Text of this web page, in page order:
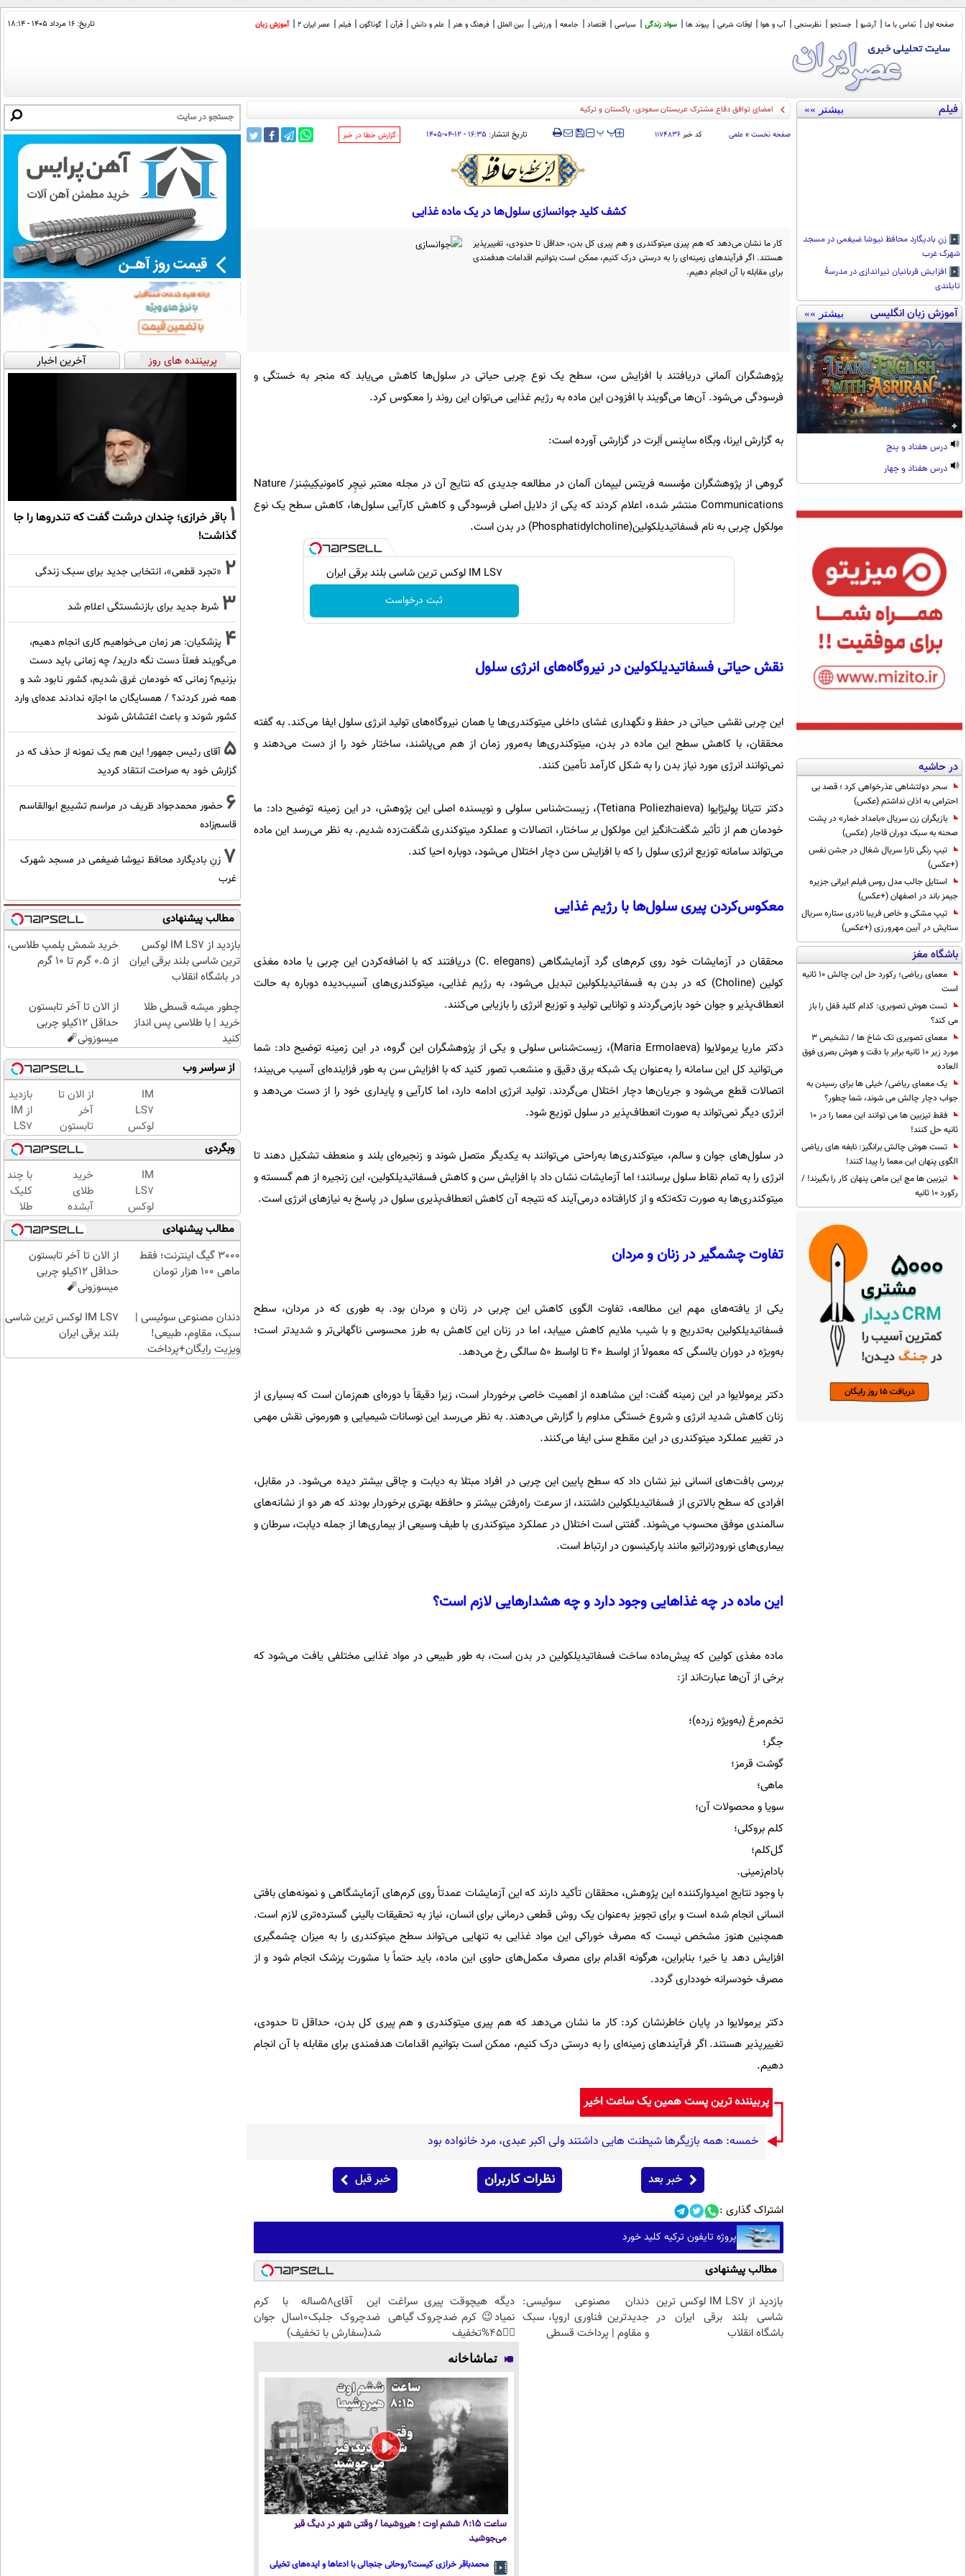
صفحه اول تماس با ما آرشیو جستجو نظرسنجی آب و هوا اوقات شرعی پیوند ها سواد زندگی سیاسی اقتصاد جامعه ورزشی بین الملل فرهنگ و هنر علم و دانش قرآن گوناگون فیلم عصر ایران 2 آموزش زبان تاریخ: ۱۶ مرداد ۱۴۰۵ - ۱۸:۱۴
فیلم بیشتر »»
زنِ بادیگارد محافظ نیوشا ضیغمی در مسجد
شهرک غرب
افزایش قربانیان تیراندازی در مدرسۀ
تایلندی
آموزش زبان انگلیسی بیشتر »»
درس هفتاد و پنج
درس هفتاد و چهار
در حاشیه
سحر دولتشاهی عذرخواهی کرد ؛ قصد بی
احترامی به اذان نداشتم (عکس)
بازیگران زن سریال «بامداد خمار» در پشت
صحنه به سبک دوران قاجار (عکس)
تیپ رنگی تارا سریال شغال در جشن نفس
(+عکس)
استایل جالب مدل روس فیلم ایرانی جزیره
جیمز باند در اصفهان (+عکس)
تیپ مشکی و خاص فریبا نادری ستاره سریال
ستایش در آیین مهرورزی (+عکس)
باشگاه مغز
معمای ریاضی؛ رکورد حل این چالش 10 ثانیه
است
تست هوش تصویری: کدام کلید قفل را باز
می کند؟
معمای تصویری تک شاخ ها / تشخیص 3
مورد زیر 10 ثانیه برابر با دقت و هوش بصری فوق
العاده
یک معمای ریاضی/ خیلی ها برای رسیدن به
جواب دچار چالش می شوند، شما چطور؟
فقط تیزبین ها می توانند این معما را در 10
ثانیه حل کنند!
تست هوش چالش برانگیز: نابغه های ریاضی
الگوی پنهان این معما را پیدا کنند!
تیزبین ها مچ این ماهی پنهان کار را بگیرند! /
رکورد 10 ثانیه
سخنگوی کمیسیون ا_
صفحه نخست » علمی کد خبر ۱۱۷۴۸۳۶ ‍‍‍ پ پ تاریخ انتشار: ۱۶:۳۵ - ۱۲-۰۴-۱۴۰۵ ‌گزارش خطا در خبر
کشف کلید جوانسازی سلول‌ها در یک ماده غذایی
کار ما نشان می‌دهد که هم پیری میتوکندری و هم پیری کل بدن، حداقل تا حدودی، تغییرپذیر
هستند. اگر فرآیندهای زمینه‌ای را به درستی درک کنیم، ممکن است بتوانیم اقدامات هدفمندی
برای مقابله با آن انجام دهیم.
پژوهشگران آلمانی دریافتند با افزایش سن، سطح یک نوع چربی حیاتی در سلول‌ها کاهش می‌یابد که منجر به خستگی و
فرسودگی می‌شود. آن‌ها می‌گویند با افزودن این ماده به رژیم غذایی می‌توان این روند را معکوس کرد.
به گزارش ایرنا، وبگاه سایِنس اَلِرت در گزارشی آورده است:
گروهی از پژوهشگران مؤسسه فریتس لیپمان آلمان در مطالعه جدیدی که نتایج آن در مجله معتبر نیچِر کامونیکِیشِنز/ Nature
Communications منتشر شده، اعلام کردند که یکی از دلایل اصلی فرسودگی و کاهش کارآیی سلول‌ها، کاهش سطح یک نوع
مولکول چربی به نام فسفاتیدیلکولین(Phosphatidylcholine) در بدن است.
IM LS7 لوکس ترین شاسی بلند برقی ایران
ثبت درخواست
نقش حیاتی فسفاتیدیلکولین در نیروگاه‌های انرژی سلول
این چربی نقشی حیاتی در حفظ و نگهداری غشای داخلی میتوکندری‌ها یا همان نیروگاه‌های تولید انرژی سلول ایفا می‌کند. به گفته
محققان، با کاهش سطح این ماده در بدن، میتوکندری‌ها به‌مرور زمان از هم می‌پاشند، ساختار خود را از دست می‌دهند و
نمی‌توانند انرژی مورد نیاز بدن را به شکل کارآمد تأمین کنند.
دکتر تتیانا پولیژایوا (Tetiana Poliezhaieva)، زیست‌شناس سلولی و نویسنده اصلی این پژوهش، در این زمینه توضیح داد: ما
خودمان هم از تأثیر شگفت‌انگیز این مولکول بر ساختار، اتصالات و عملکرد میتوکندری شگفت‌زده شدیم. به نظر می‌رسد این ماده
می‌تواند سامانه توزیع انرژی سلول را که با افزایش سن دچار اختلال می‌شود، دوباره احیا کند.
معکوس‌کردن پیری سلول‌ها با رژیم غذایی
محققان در آزمایشات خود روی کرم‌های گرد آزمایشگاهی (C. elegans) دریافتند که با اضافه‌کردن این چربی یا ماده مغذی
کولین (Choline) که در بدن به فسفاتیدیلکولین تبدیل می‌شود، به رژیم غذایی، میتوکندری‌های آسیب‌دیده دوباره به حالت
انعطاف‌پذیر و جوان خود بازمی‌گردند و توانایی تولید و توزیع انرژی را بازیابی می‌کنند.
دکتر ماریا یرمولایوا (Maria Ermolaeva)، زیست‌شناس سلولی و یکی از پژوهشگران این گروه، در این زمینه توضیح داد: شما
می‌توانید کل این سامانه را به‌عنوان یک شبکه برق دقیق و منشعب تصور کنید که با افزایش سن به طور فزاینده‌ای آسیب می‌بیند؛
اتصالات قطع می‌شود و جریان‌ها دچار اختلال می‌گردند. تولید انرژی ادامه دارد، اما کارآیی و پایداری خود را از دست می‌دهد و
انرژی دیگر نمی‌تواند به صورت انعطاف‌پذیر در سلول توزیع شود.
در سلول‌های جوان و سالم، میتوکندری‌ها به‌راحتی می‌توانند به یکدیگر متصل شوند و زنجیره‌ای بلند و منعطف تشکیل دهند تا
انرژی را به تمام نقاط سلول برسانند؛ اما آزمایشات نشان داد با افزایش سن و کاهش فسفاتیدیلکولین، این زنجیره از هم گسسته و
میتوکندری‌ها به صورت تکه‌تکه و از کارافتاده درمی‌آیند که نتیجه آن کاهش انعطاف‌پذیری سلول در پاسخ به نیازهای انرژی است.
تفاوت چشمگیر در زنان و مردان
یکی از یافته‌های مهم این مطالعه، تفاوت الگوی کاهش این چربی در زنان و مردان بود. به طوری که در مردان، سطح
فسفاتیدیلکولین به‌تدریج و با شیب ملایم کاهش مییابد، اما در زنان این کاهش به طرز محسوسی ناگهانی‌تر و شدیدتر است؛
به‌ویژه در دوران یائسگی که معمولاً از اواسط ۴۰ تا اواسط ۵۰ سالگی رخ می‌دهد.
دکتر یرمولایوا در این زمینه گفت: این مشاهده از اهمیت خاصی برخوردار است، زیرا دقیقاً با دوره‌ای هم‌زمان است که بسیاری از
زنان کاهش شدید انرژی و شروع خستگی مداوم را گزارش می‌دهند. به نظر می‌رسد این نوسانات شیمیایی و هورمونی نقش مهمی
در تغییر عملکرد میتوکندری در این مقطع سنی ایفا می‌کنند.
بررسی بافت‌های انسانی نیز نشان داد که سطح پایین این چربی در افراد مبتلا به دیابت و چاقی بیشتر دیده می‌شود. در مقابل،
افرادی که سطح بالاتری از فسفاتیدیلکولین داشتند، از سرعت راه‌رفتن بیشتر و حافظه بهتری برخوردار بودند که هر دو از نشانه‌های
سالمندی موفق محسوب می‌شوند. گفتنی است اختلال در عملکرد میتوکندری با طیف وسیعی از بیماری‌ها از جمله دیابت، سرطان و
بیماری‌های نورودژنراتیو مانند پارکینسون در ارتباط است.
این ماده در چه غذاهایی وجود دارد و چه هشدارهایی لازم است؟
ماده مغذی کولین که پیش‌ماده ساخت فسفاتیدیلکولین در بدن است، به طور طبیعی در مواد غذایی مختلفی یافت می‌شود که
برخی از آن‌ها عبارت‌اند از:
تخم‌مرغ (به‌ویژه زرده)؛
جگر؛
گوشت قرمز؛
ماهی؛
سویا و محصولات آن؛
کلم بروکلی؛
گل‌کلم؛
بادام‌زمینی.
با وجود نتایج امیدوارکننده این پژوهش، محققان تأکید دارند که این آزمایشات عمدتاً روی کرم‌های آزمایشگاهی و نمونه‌های بافتی
انسانی انجام شده است و برای تجویز به‌عنوان یک روش قطعی درمانی برای انسان، نیاز به تحقیقات بالینی گسترده‌تری لازم است.
همچنین هنوز مشخص نیست که مصرف خوراکی این مواد غذایی به تنهایی می‌تواند سطح میتوکندری را به میزان چشمگیری
افزایش دهد یا خیر؛ بنابراین، هرگونه اقدام برای مصرف مکمل‌های حاوی این ماده، باید حتماً با مشورت پزشک انجام شود و از
مصرف خودسرانه خودداری گردد.
دکتر یرمولایوا در پایان خاطرنشان کرد: کار ما نشان می‌دهد که هم پیری میتوکندری و هم پیری کل بدن، حداقل تا حدودی،
تغییرپذیر هستند. اگر فرآیندهای زمینه‌ای را به درستی درک کنیم، ممکن است بتوانیم اقدامات هدفمندی برای مقابله با آن انجام
دهیم.
پربیننده ترین پست همین یک ساعت اخیر
خمسه: همه بازیگرها شیطنت هایی داشتند ولی اکبر عبدی، مرد خانواده بود
خبر بعد نظرات کاربران خبر قبل
اشتراک گذاری :
پروژه تایفون ترکیه کلید خورد
مطالب پیشنهادی
بازدید از IM LS7 لوکس ترین
شاسی بلند برقی ایران در
باشگاه انقلاب
دندان مصنوعی سوئیسی:
جدیدترین فناوری اروپا، سبک
و مقاوم | پرداخت قسطی
دیگه هیچوقت پیری سراغت
نمیاد😉 کرم ضدچروک گیاهی
👈🏻45%تخفیف
این آقای58ساله با کرم
ضدچروک جلبک10سال جوان
شد(سفارش با تخفیف)
تماشاخانه
ساعت ۸:۱۵ ششم اوت ؛ هیروشیما / وقتی شهر در دیگ قیر
می‌جوشید
محمدباقر خرازی کیست؟روحانی جنجالی با ادعاها و ایده‌های تخیلی
پربیننده های روز آخرین اخبار
1 باقر خرازی؛ چندان درشت گفت که تندروها را جا
گذاشت!
2 «تجرد قطعی»، انتخابی جدید برای سبک زندگی
3 شرط جدید برای بازنشستگی اعلام شد
4 پزشکیان: هر زمان می‌خواهیم کاری انجام دهیم،
می‌گویند فعلاً دست نگه دارید/ چه زمانی باید دست
بزنیم؟ زمانی که خودمان غرق شدیم، کشور نابود شد و
همه ضرر کردند؟ / همسایگان ما اجازه ندادند عده‌ای وارد
کشور شوند و باعث اغتشاش شوند
5 آقای رئیس جمهور! این هم یک نمونه از حذف که در
گزارش خود به صراحت انتقاد کردید
6 حضور محمدجواد ظریف در مراسم تشییع ابوالقاسم
قاسم‌زاده
7 زنِ بادیگارد محافظ نیوشا ضیغمی در مسجد شهرک
غرب
مطالب پیشنهادی
بازدید از IM LS7 لوکس
ترین شاسی بلند برقی ایران
در باشگاه انقلاب
خرید شمش پلمپ طلاسی،
از ۰.۵ گرم تا ۱۰ گرم
چطور میشه قسطی طلا
خرید | با طلاسی پس انداز
کنید
از الان تا آخر تابستون
حداقل 12کیلو چربی
میسوزونی🧨
از سراسر وب
IM
LS7
لوکس
ترین
شاسی
بلند
برقی
ایران
از الان تا
آخر
تابستون
حداقل
12کیلو
چربی
میسوزونی
🧨
بازدید
از IM
LS7
لوکس
ترین
شاسی
بلند
برقی
ایران
در
باشگاه
وبگردی
IM
LS7
لوکس
ترین
شاسی
بلند
برقی
خرید
طلای
آبشده
حتی با
۱۰۰هزارتومان
با چند
کلیک
طلا
(ثبت‌نام
کن |
بگیر)
مطالب پیشنهادی
3000 گیگ اینترنت؛ فقط
ماهی 100 هزار تومان
از الان تا آخر تابستون
حداقل 12کیلو چربی
میسوزونی🧨
دندان مصنوعی سوئیسی |
سبک، مقاوم، طبیعی!
ویزیت رایگان+پرداخت
IM LS7 لوکس ترین شاسی
بلند برقی ایران